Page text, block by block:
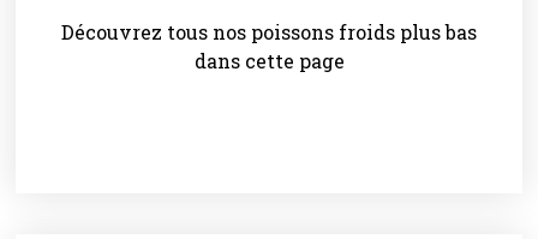
Découvrez tous nos poissons froids plus bas
dans cette page